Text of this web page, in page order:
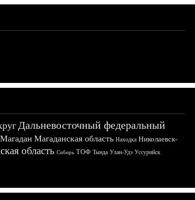
Дальневосточный федеральный
Магадан Магаданская область Находка Николаевск-
область Сибирь ТОФ Тында Улан-Удэ Уссурийск